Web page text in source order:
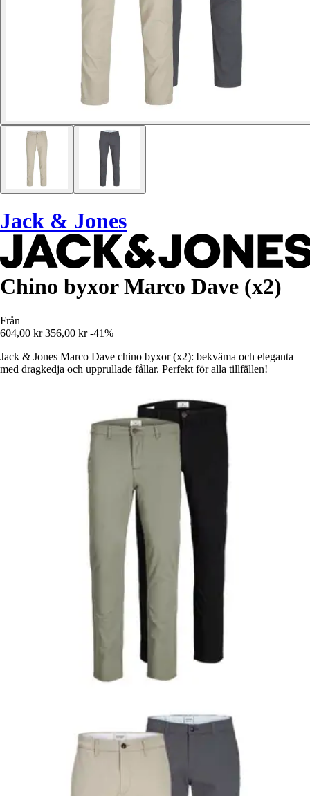
Jack & Jones
Chino byxor Marco Dave (x2)
Från
604,00 kr 356,00 kr -41%
Jack & Jones Marco Dave chino byxor (x2): bekväma och eleganta
med dragkedja och upprullade fållar. Perfekt för alla tillfällen!